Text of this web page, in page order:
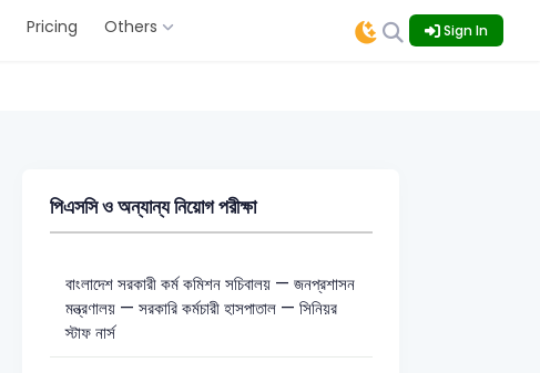
Pricing Others Sign In
পিএসসি ও অন্যান্য নিয়োগ পরীক্ষা
বাংলাদেশ সরকারী কর্ম কমিশন সচিবালয় — জনপ্রশাসন
মন্ত্রণালয় — সরকারি কর্মচারী হাসপাতাল — সিনিয়র
স্টাফ নার্স